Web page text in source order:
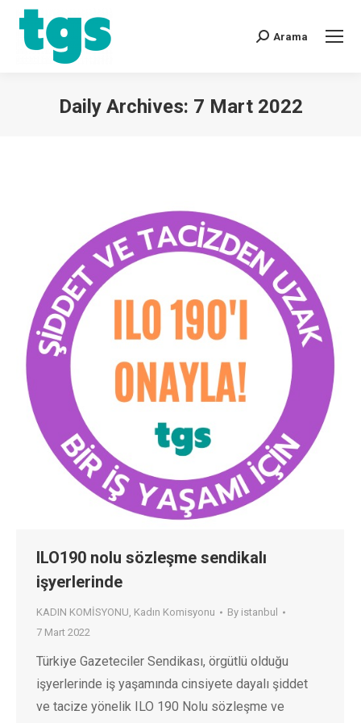
Arama
Daily Archives: 7 Mart 2022
ILO190 nolu sözleşme sendikalı
işyerlerinde
KADIN KOMİSYONU, Kadın Komisyonu By istanbul
7 Mart 2022
Türkiye Gazeteciler Sendikası, örgütlü olduğu
işyerlerinde iş yaşamında cinsiyete dayalı şiddet
ve tacize yönelik ILO 190 Nolu sözleşme ve